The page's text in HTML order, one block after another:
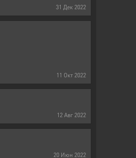
31 Дек 2022
11 Окт 2022
12 Авг 2022
20 Июн 2022